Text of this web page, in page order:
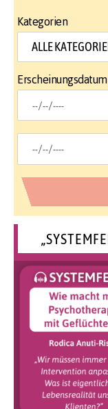
Kategorien